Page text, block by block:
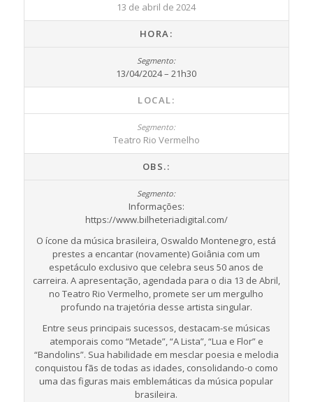
13 de abril de 2024
HORA:
13/04/2024 – 21h30
LOCAL:
Teatro Rio Vermelho
OBS.:
Informações:
https://www.bilheteriadigital.com/
O ícone da música brasileira, Oswaldo Montenegro, está
prestes a encantar (novamente) Goiânia com um
espetáculo exclusivo que celebra seus 50 anos de
carreira. A apresentação, agendada para o dia 13 de Abril,
no Teatro Rio Vermelho, promete ser um mergulho
profundo na trajetória desse artista singular.
Entre seus principais sucessos, destacam-se músicas
atemporais como “Metade”, “A Lista”, “Lua e Flor” e
“Bandolins”. Sua habilidade em mesclar poesia e melodia
conquistou fãs de todas as idades, consolidando-o como
uma das figuras mais emblemáticas da música popular
brasileira.